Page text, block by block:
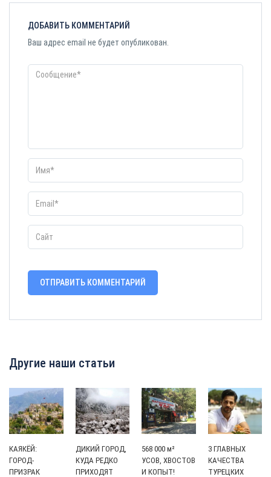
ДОБАВИТЬ КОММЕНТАРИЙ
Ваш адрес email не будет опубликован.
Другие наши статьи
КАЯКЁЙ:
ГОРОД-
ПРИЗРАК
ДИКИЙ ГОРОД,
КУДА РЕДКО
ПРИХОДЯТ
568 000 м²
УСОВ, ХВОСТОВ
И КОПЫТ!
3 ГЛАВНЫХ
КАЧЕСТВА
ТУРЕЦКИХ